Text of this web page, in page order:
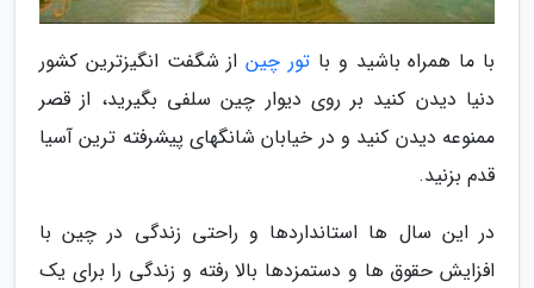
با ما همراه باشید و با تور چیناز شگفت انگیزترین کشور
دنیا دیدن کنید بر روی دیوار چین سلفی بگیرید، از قصر
ممنوعه دیدن کنید و در خیابان شانگهای پیشرفته ترین آسیا
قدم بزنید.
در این سال ها استانداردها و راحتی زندگی در چین با
افزایش حقوق ها و دستمزدها بالا رفته و زندگی را برای یک